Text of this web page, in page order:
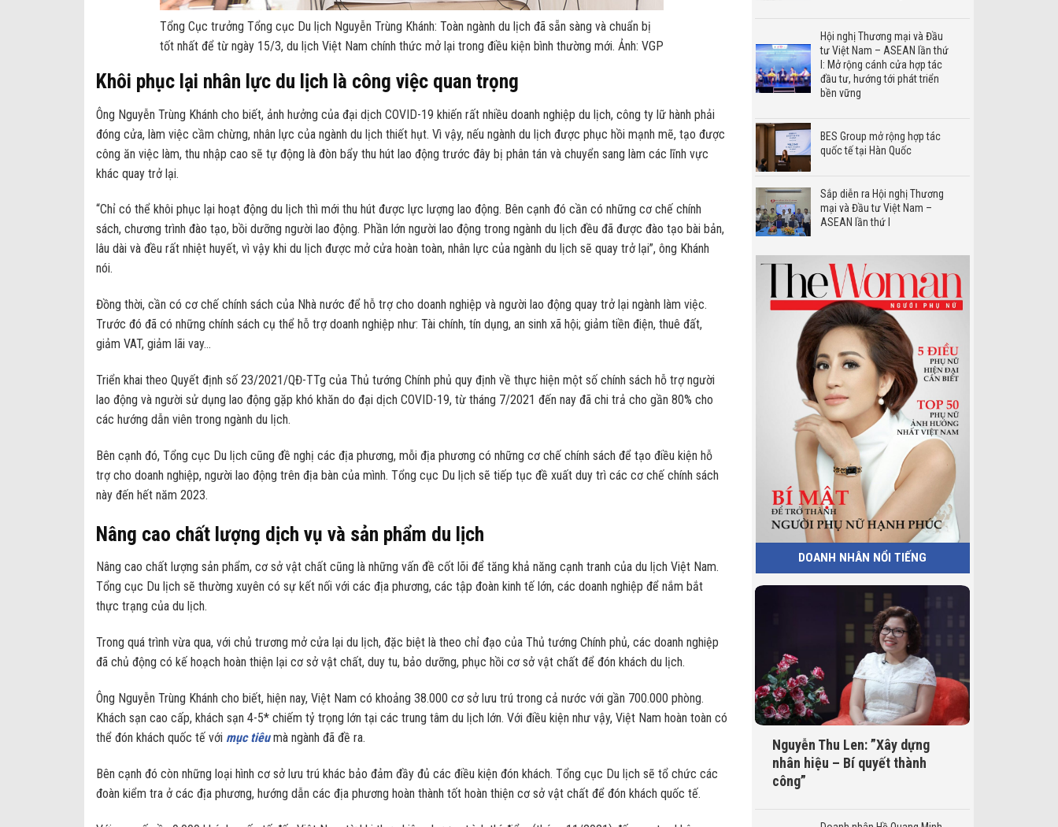
Tổng Cục trưởng Tổng cục Du lịch Nguyễn Trùng Khánh: Toàn ngành du lịch đã sẵn sàng và chuẩn bị
tốt nhất để từ ngày 15/3, du lịch Việt Nam chính thức mở lại trong điều kiện bình thường mới. Ảnh: VGP
Khôi phục lại nhân lực du lịch là công việc quan trọng
Ông Nguyễn Trùng Khánh cho biết, ảnh hưởng của đại dịch COVID-19 khiến rất nhiều doanh nghiệp du lịch, công ty lữ hành phải
đóng cửa, làm việc cầm chừng, nhân lực của ngành du lịch thiết hụt. Vì vậy, nếu ngành du lịch được phục hồi mạnh mẽ, tạo được
công ăn việc làm, thu nhập cao sẽ tự động là đòn bẩy thu hút lao động trước đây bị phân tán và chuyển sang làm các lĩnh vực
khác quay trở lại.
“Chỉ có thể khôi phục lại hoạt động du lịch thì mới thu hút được lực lượng lao động. Bên cạnh đó cần có những cơ chế chính
sách, chương trình đào tạo, bồi dưỡng người lao động. Phần lớn người lao động trong ngành du lịch đều đã được đào tạo bài bản,
lâu dài và đều rất nhiệt huyết, vì vậy khi du lịch được mở cửa hoàn toàn, nhân lực của ngành du lịch sẽ quay trở lại”, ông Khánh
nói.
Đồng thời, cần có cơ chế chính sách của Nhà nước để hỗ trợ cho doanh nghiệp và người lao động quay trở lại ngành làm việc.
Trước đó đã có những chính sách cụ thể hỗ trợ doanh nghiệp như: Tài chính, tín dụng, an sinh xã hội; giảm tiền điện, thuê đất,
giảm VAT, giảm lãi vay…
Triển khai theo Quyết định số 23/2021/QĐ-TTg của Thủ tướng Chính phủ quy định về thực hiện một số chính sách hỗ trợ người
lao động và người sử dụng lao động gặp khó khăn do đại dịch COVID-19, từ tháng 7/2021 đến nay đã chi trả cho gần 80% cho
các hướng dẫn viên trong ngành du lịch.
Bên cạnh đó, Tổng cục Du lịch cũng đề nghị các địa phương, mỗi địa phương có những cơ chế chính sách để tạo điều kiện hỗ
trợ cho doanh nghiệp, người lao động trên địa bàn của mình. Tổng cục Du lịch sẽ tiếp tục đề xuất duy trì các cơ chế chính sách
này đến hết năm 2023.
Nâng cao chất lượng dịch vụ và sản phẩm du lịch
Nâng cao chất lượng sản phẩm, cơ sở vật chất cũng là những vấn đề cốt lõi để tăng khả năng cạnh tranh của du lịch Việt Nam.
Tổng cục Du lịch sẽ thường xuyên có sự kết nối với các địa phương, các tập đoàn kinh tế lớn, các doanh nghiệp để nắm bắt
thực trạng của du lịch.
Trong quá trình vừa qua, với chủ trương mở cửa lại du lịch, đặc biệt là theo chỉ đạo của Thủ tướng Chính phủ, các doanh nghiệp
đã chủ động có kế hoạch hoàn thiện lại cơ sở vật chất, duy tu, bảo dưỡng, phục hồi cơ sở vật chất để đón khách du lịch.
Ông Nguyễn Trùng Khánh cho biết, hiện nay, Việt Nam có khoảng 38.000 cơ sở lưu trú trong cả nước với gần 700.000 phòng.
Khách sạn cao cấp, khách sạn 4-5* chiếm tỷ trọng lớn tại các trung tâm du lịch lớn. Với điều kiện như vậy, Việt Nam hoàn toàn có
thể đón khách quốc tế với mục tiêumà ngành đã đề ra.
Bên cạnh đó còn những loại hình cơ sở lưu trú khác bảo đảm đầy đủ các điều kiện đón khách. Tổng cục Du lịch sẽ tổ chức các
đoàn kiểm tra ở các địa phương, hướng dẫn các địa phương hoàn thành tốt hoàn thiện cơ sở vật chất để đón khách quốc tế.
Hội nghị Thương mại và Đầu
tư Việt Nam – ASEAN lần thứ
I: Mở rộng cánh cửa hợp tác
đầu tư, hướng tới phát triển
bền vững
BES Group mở rộng hợp tác
quốc tế tại Hàn Quốc
Sắp diễn ra Hội nghị Thương
mại và Đầu tư Việt Nam –
ASEAN lần thứ I
DOANH NHÂN NỔI TIẾNG
Nguyễn Thu Len: ”Xây dựng
nhân hiệu – Bí quyết thành
công”